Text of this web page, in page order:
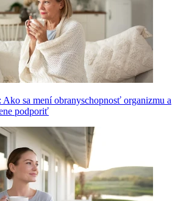
Ako sa mení obranyschopnosť organizmu a
podporiť